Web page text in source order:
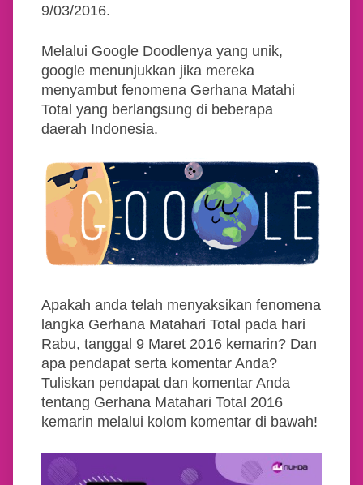
9/03/2016.
Melalui Google Doodlenya yang unik,
google menunjukkan jika mereka
menyambut fenomena Gerhana Matahi
Total yang berlangsung di beberapa
daerah Indonesia.
Apakah anda telah menyaksikan fenomena
langka Gerhana Matahari Total pada hari
Rabu, tanggal 9 Maret 2016 kemarin? Dan
apa pendapat serta komentar Anda?
Tuliskan pendapat dan komentar Anda
tentang Gerhana Matahari Total 2016
kemarin melalui kolom komentar di bawah!